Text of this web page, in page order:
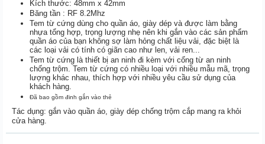
Kích thước: 48mm x 42mm
Băng tần : RF 8.2Mhz
Tem từ cứng dùng cho quần áo, giày dép và được làm bằng
nhựa tổng hợp, trọng lượng nhẹ nên khi gắn vào các sản phẩm
quần áo của bạn không sợ làm hỏng chất liệu vải, đặc biệt là
các loại vải có tính có giãn cao như len, vải ren...
Tem từ cứng là thiết bị an ninh đi kèm với cổng từ an ninh
chống trộm. Tem từ cứng có nhiều loại với nhiều mẫu mã, trọng
lượng khác nhau, thích hợp với nhiều yêu cầu sử dụng của
khách hàng.
Đã bao gồm đinh gắn vào thẻ
Tác dụng: gắn vào quần áo, giày dép chống trộm cắp mang ra khỏi
cửa hàng.